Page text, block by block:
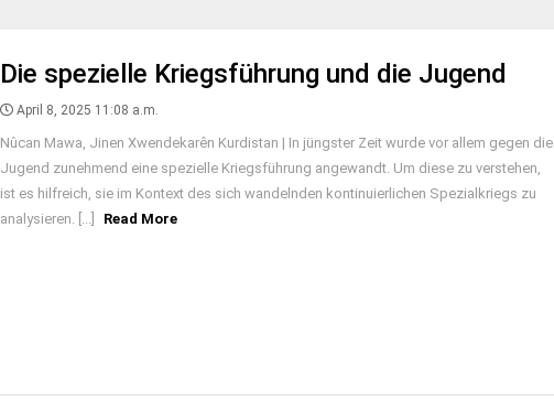
Die spezielle Kriegsführung und die Jugend
April 8, 2025 11:08 a.m.
Nûcan Mawa, Jinen Xwendekarên Kurdistan | In jüngster Zeit wurde vor allem gegen die
Jugend zunehmend eine spezielle Kriegsführung angewandt. Um diese zu verstehen,
ist es hilfreich, sie im Kontext des sich wandelnden kontinuierlichen Spezialkriegs zu
analysieren. [...]
Read More